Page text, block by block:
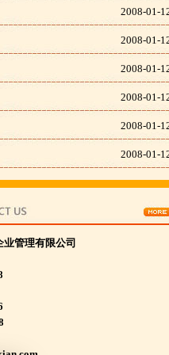
理有限公司所持有.
胡羊排烧烤火锅复合餐厅
注册商标,
规连锁加盟经验,
店500家后,
们很专业,
加入大家庭.
店无必胜把握,
们:4006966168
川市 山东聊城市等店.....
2008-01-
2008-01-
2008-01-
2008-01-
2008-01-
2008-01-
管理有限公司